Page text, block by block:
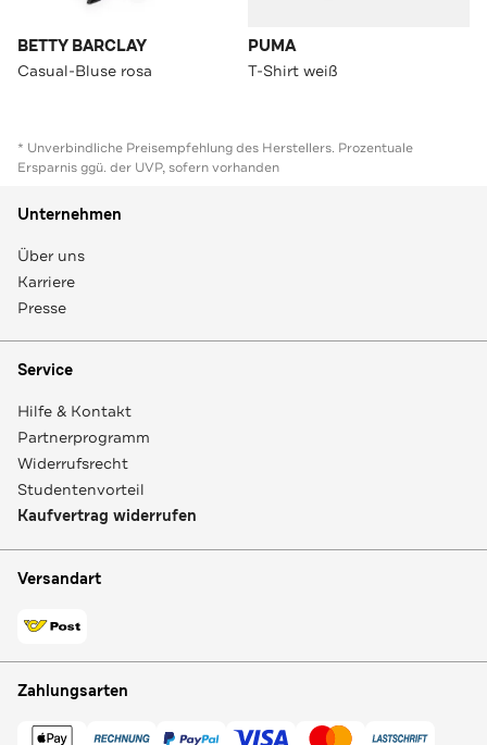
BETTY BARCLAY
Casual-Bluse rosa
PUMA
T-Shirt weiß
* Unverbindliche Preisempfehlung des Herstellers. Prozentuale
Ersparnis ggü. der UVP, sofern vorhanden
Unternehmen
Über uns
Karriere
Presse
Service
Hilfe & Kontakt
Partnerprogramm
Widerrufsrecht
Studentenvorteil
Kaufvertrag widerrufen
Versandart
Zahlungsarten